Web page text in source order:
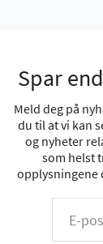
Spar
Meld deg på
du til at vi kan
og nyheter
som helst
opplysningene